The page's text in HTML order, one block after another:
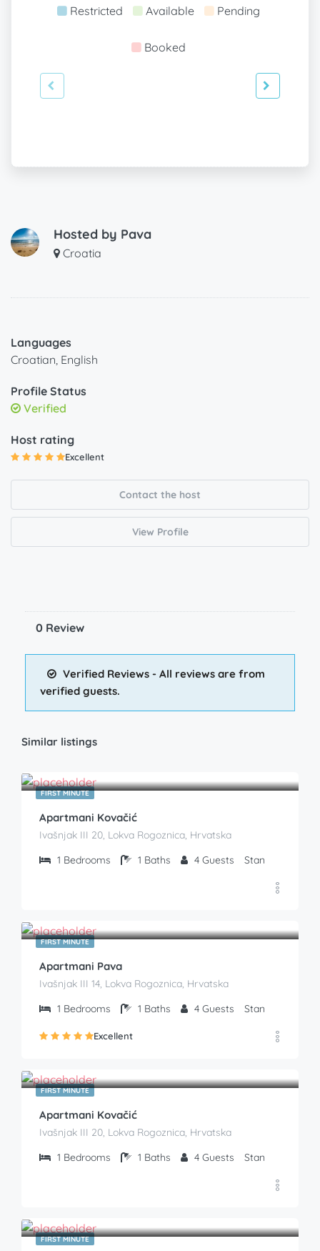
Restricted Available Pending
Booked
Hosted by Pava
Croatia
Languages
Croatian, English
Profile Status
Verified
Host rating
Excellent
Contact the host
View Profile
0 Review
Verified Reviews - All reviews are from
verified guests.
Similar listings
FIRST MINUTE
Apartmani Kovačić
Ivašnjak III 20, Lokva Rogoznica, Hrvatska
1 Bedrooms 1 Baths 4 Guests Stan
FIRST MINUTE
Apartmani Pava
Ivašnjak III 14, Lokva Rogoznica, Hrvatska
1 Bedrooms 1 Baths 4 Guests Stan
Excellent
FIRST MINUTE
Apartmani Kovačić
Ivašnjak III 20, Lokva Rogoznica, Hrvatska
1 Bedrooms 1 Baths 4 Guests Stan
FIRST MINUTE